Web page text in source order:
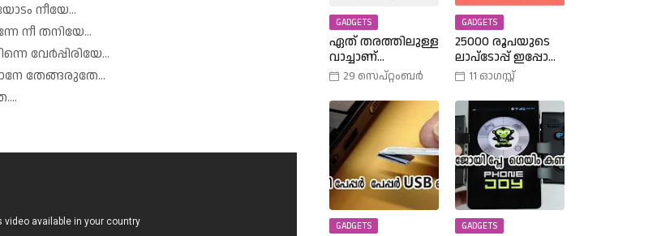
നീയേ...
നീ തനിയേ...
വേർപ്പിരിയേ...
തേങ്ങരുതേ...
GADGETS
ഏത് തരത്തിലുള്ള
വാച്ചാണ്
നിങ്ങളുടെ
കൈയ്യിലുള്ളത്,
അത് എങ്ങനെ
തിരഞ്ഞെടുത്തു?
വിവിധ
തരത്തിലുള്ള
വാച്ചുകൾ
പരിചയപ്പെടാം.
29 സെപ്റ്റംബർ
GADGETS
25000 രൂപയുടെ
ലാപ്ടോപ്പ് ഇപ്പോൾ
18990 രൂപക്കു
Freedom Sale Buy A
25000 Laptop In
18,900 Rupees |
11 ഓഗസ്റ്റ്
GADGETS GADGETS